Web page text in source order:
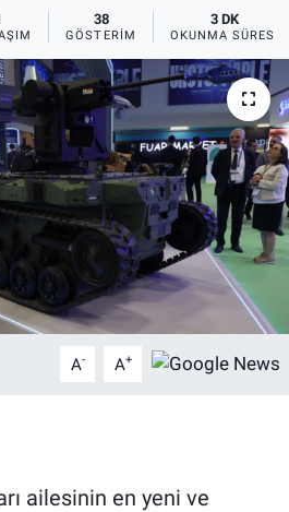
38
GÖSTERIM
3 DK
OKUNMA SÜRESI
A- A+
ailesinin en yeni ve